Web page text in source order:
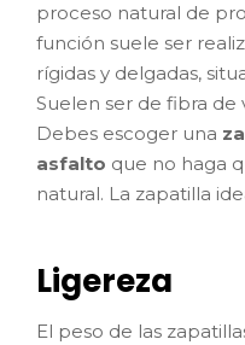
proceso natural de
función suele ser
rígidas y delgadas,
Suelen ser de fibra de
Debes escoger una
asfalto que no haga
natural. La zapatilla
Ligereza
El peso de las